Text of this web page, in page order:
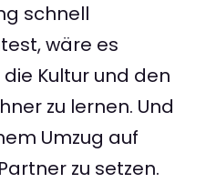
schnell
wäre es
Kultur und den
zu lernen. Und
Umzug auf
zu setzen.